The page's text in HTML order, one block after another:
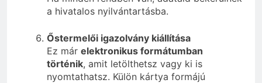
a hivatalos nyilvántartásba.
Őstermelői igazolvány kiállítása
Ez már elektronikus formátumban
történik, amit letölthetsz vagy ki is
nyomtathatsz. Külön kártya formájú